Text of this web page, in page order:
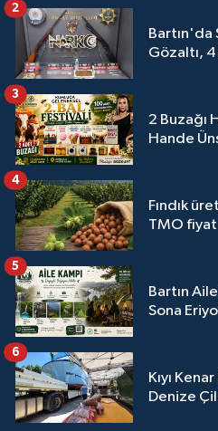
Bartın'da
Gözaltı,
2
2 Buzağı
Hande
3
Fındık
TMO
4
Bartın
Sona
5
Kıyı
Denize
6